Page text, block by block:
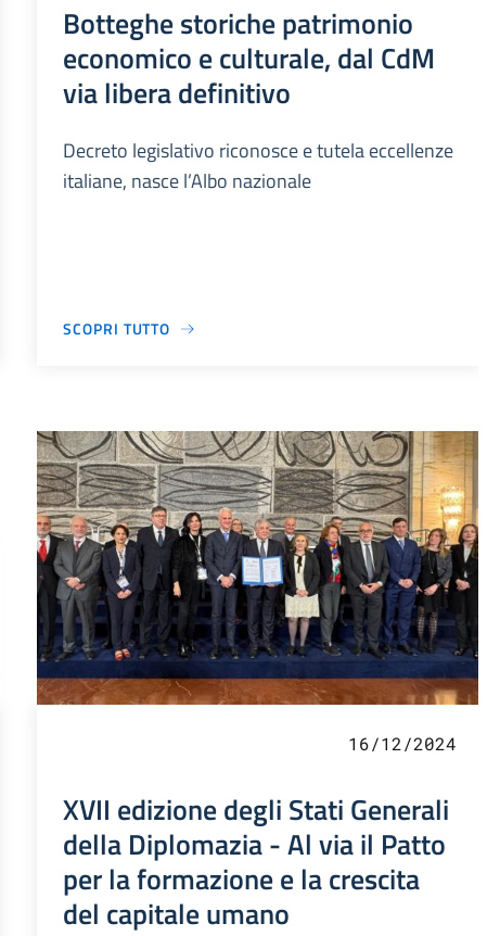
Botteghe storiche patrimonio
economico e culturale, dal CdM
via libera definitivo
Decreto legislativo riconosce e tutela eccellenze
italiane, nasce l’Albo nazionale
SCOPRI TUTTO
16/12/2024
XVII edizione degli Stati Generali
della Diplomazia - Al via il Patto
per la formazione e la crescita
del capitale umano